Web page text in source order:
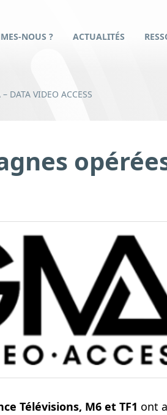
NOUS ? ACTUALITÉS
DATA VIDEO ACCESS
Télévisions, M6 et TF1 ont